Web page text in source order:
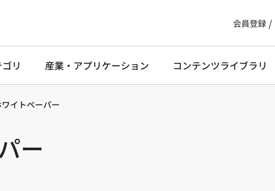
会員登録
リ 産業・アプリケーション コンテンツライブラリ
ワイトペーパー
ー